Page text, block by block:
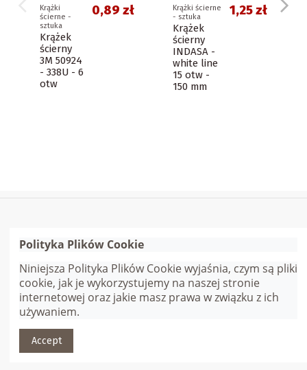
Krążki
ścierne -
sztuka
Krążek
ścierny
3M 50924
- 338U - 6
otw
0,89 zł
Krążki ścierne
- sztuka
Krążek
ścierny
INDASA -
white line
15 otw -
150 mm
1,25 zł
Skontaktuj się z nami
© Gana Sp. z o.o. | Webmaster:
Polityka Plików Cookie
Niniejsza Polityka Plików Cookie wyjaśnia, czym są pliki
cookie, jak je wykorzystujemy na naszej stronie
internetowej oraz jakie masz prawa w związku z ich
używaniem.
Accept